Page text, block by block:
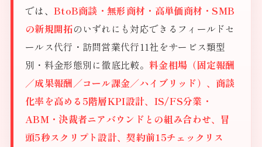
では、 BtoB商談・無形商材・高単価商材・SMB
の新規開拓のいずれにも対応できるフィールドセ
ールス代行・訪問営業代行11社をサービス類型
別・料金形態別に徹底比較。 料金相場（固定報酬
／成果報酬／コール課金／ハイブリッド）、商談
化率を高める5階層KPI設計、IS/FS分業・
ABM・決裁者ニアバウンドとの組み合わせ、冒
頭5秒スクリプト設計、契約前15チェックリス